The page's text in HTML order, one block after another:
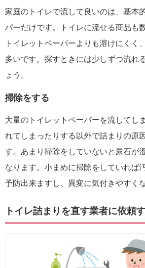
家庭のトイレで流して良いのは、基本
パーだけです。トイレに流せる商品も
トイレットペーパーよりも溶けにくく
多いです。探すときには少しずつ流れ
ょう。
掃除をする
大量のトイレットペーパーを流してし
れてしまったりする以外で詰まりの原
す。あまり掃除をしていないと尿石が
なります。小まめに掃除をしていれば
予防出来ますし、異変に気付きやすく
トイレ詰まりを直す業者に依頼